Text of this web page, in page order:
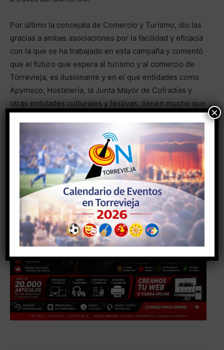
Por último la concejala de Comercio y Turismo, dio las
gracias a ambas asociaciones por la facilidad y eficacia
con la que se ha trabajado en esta campaña y comentó
que el futuro que espera al turismo y al comercio de
Torrevieja, es ilusionante y en el que entidades como
Apymeco, Hostelería, la Junta Mayor de Cofradías y
otras entidades culturales y festivas, tienen mucho que
- Anuncio -
×